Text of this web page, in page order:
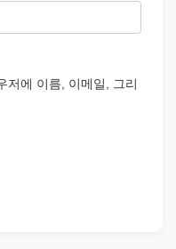
저에 이름, 이메일, 그리